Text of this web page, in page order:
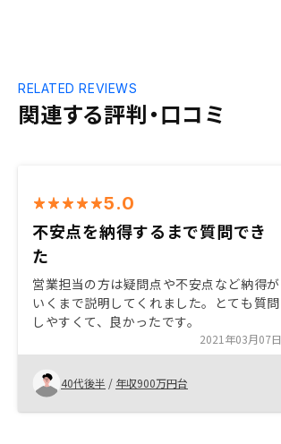
関連する評判・口コミ
RELATED REVIEWS
5.0
不安点を納得するまで質問でき
た
営業担当の方は疑問点や不安点など納得が
いくまで説明してくれました。とても質問
しやすくて、良かったです。
2021年03月07日
40代後半 / 年収900万円台